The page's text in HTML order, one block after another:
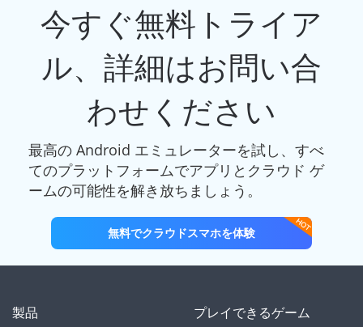
今すぐ無料トライア
ル、詳細はお問い合
わせください
最高の Android エミュレーターを試し、すべ
てのプラットフォームでアプリとクラウド ゲ
ームの可能性を解き放ちましょう。
無料でクラウドスマホを体験
製品 プレイできるゲーム